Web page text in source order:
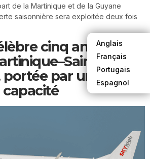
de la Martinique et de la Guyane
saisonnière sera exploitée deux fois
cinq années sur
par une
Anglais
Français
Portugais
Espagnol